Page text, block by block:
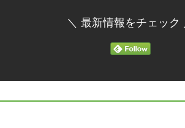
＼ 最新情報をチェック